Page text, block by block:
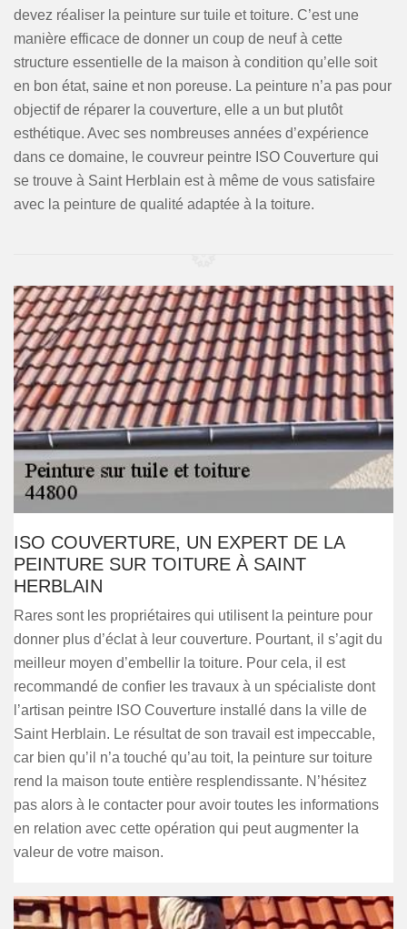
devez réaliser la peinture sur tuile et toiture. C’est une
manière efficace de donner un coup de neuf à cette
structure essentielle de la maison à condition qu’elle soit
en bon état, saine et non poreuse. La peinture n’a pas pour
objectif de réparer la couverture, elle a un but plutôt
esthétique. Avec ses nombreuses années d’expérience
dans ce domaine, le couvreur peintre ISO Couverture qui
se trouve à Saint Herblain est à même de vous satisfaire
avec la peinture de qualité adaptée à la toiture.
ISO COUVERTURE, UN EXPERT DE LA
PEINTURE SUR TOITURE À SAINT
HERBLAIN
Rares sont les propriétaires qui utilisent la peinture pour
donner plus d’éclat à leur couverture. Pourtant, il s’agit du
meilleur moyen d’embellir la toiture. Pour cela, il est
recommandé de confier les travaux à un spécialiste dont
l’artisan peintre ISO Couverture installé dans la ville de
Saint Herblain. Le résultat de son travail est impeccable,
car bien qu’il n’a touché qu’au toit, la peinture sur toiture
rend la maison toute entière resplendissante. N’hésitez
pas alors à le contacter pour avoir toutes les informations
en relation avec cette opération qui peut augmenter la
valeur de votre maison.